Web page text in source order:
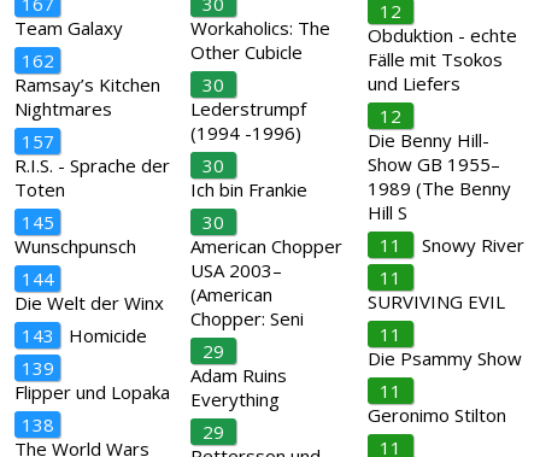
Team Galaxy
162
Ramsay’s Kitchen
Nightmares
157
R.I.S. - Sprache der
Toten
145
Wunschpunsch
144
Die Welt der Winx
143
Homicide
139
Flipper und Lopaka
138
The World Wars
Workaholics: The
Other Cubicle
30
Lederstrumpf
(1994 -1996)
30
Ich bin Frankie
30
American Chopper
USA 2003–
(American
Chopper: Seni
29
Adam Ruins
Everything
29
12
Obduktion - echte
Fälle mit Tsokos
und Liefers
12
Die Benny Hill-
Show GB 1955–
1989 (The Benny
Hill S
11
Snowy River
11
SURVIVING EVIL
11
Die Psammy Show
11
Geronimo Stilton
11